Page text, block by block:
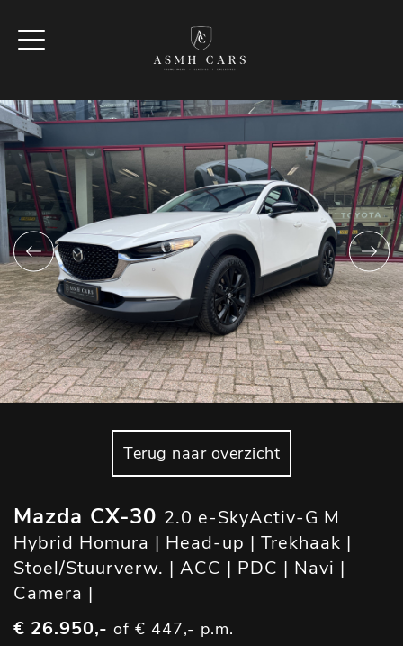
Terug naar overzicht
Mazda CX-30 2.0 e-SkyActiv-G M
Hybrid Homura | Head-up | Trekhaak |
Stoel/Stuurverw. | ACC | PDC | Navi |
Camera |
€ 26.950,- of € 447,- p.m.